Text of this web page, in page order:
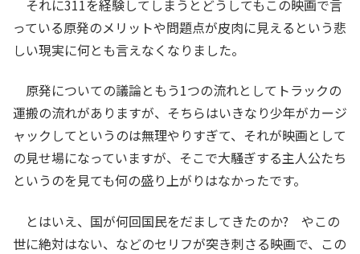
それに311を経験してしまうとどうしてもこの映画で言
っている原発のメリットや問題点が皮肉に見えるという悲
しい現実に何とも言えなくなりました。
原発についての議論ともう1つの流れとしてトラックの
運搬の流れがありますが、そちらはいきなり少年がカージ
ャックしてというのは無理やりすぎて、それが映画として
の見せ場になっていますが、そこで大騒ぎする主人公たち
というのを見ても何の盛り上がりはなかったです。
とはいえ、国が何回国民をだましてきたのか? やこの
世に絶対はない、などのセリフが突き刺さる映画で、この